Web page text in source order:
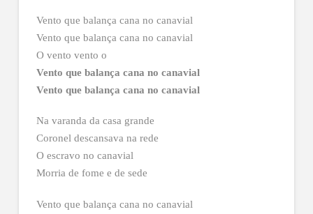
Vento que balança cana no canavial
Vento que balança cana no canavial
O vento vento o
Vento que balança cana no canavial
Vento que balança cana no canavial
Na varanda da casa grande
Coronel descansava na rede
O escravo no canavial
Morria de fome e de sede
Vento que balança cana no canavial